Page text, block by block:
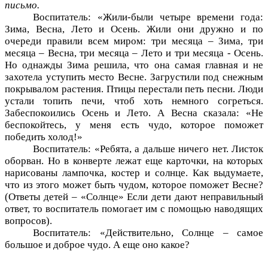
письмо.
Воспитатель: «Жили-были четыре времени года:
Зима, Весна, Лето и Осень. Жили они дружно и по
очереди правили всем миром: три месяца – Зима, три
месяца – Весна, три месяца – Лето и три месяца - Осень.
Но однажды Зима решила, что она самая главная и не
захотела уступить место Весне. Загрустили под снежным
покрывалом растения. Птицы перестали петь песни. Люди
устали топить печи, чтоб хоть немного согреться.
Забеспокоились Осень и Лето. А Весна сказала: «Не
беспокойтесь, у меня есть чудо, которое поможет
победить холод!»
Воспитатель: «Ребята, а дальше ничего нет. Листок
оборван. Но в конверте лежат еще карточки, на которых
нарисованы лампочка, костер и солнце. Как выдумаете,
что из этого может быть чудом, которое поможет Весне?
(Ответы детей – «Солнце» Если дети дают неправильный
ответ, то воспитатель помогает им с помощью наводящих
вопросов).
Воспитатель: «Действительно, Солнце – самое
большое и доброе чудо. А еще оно какое?